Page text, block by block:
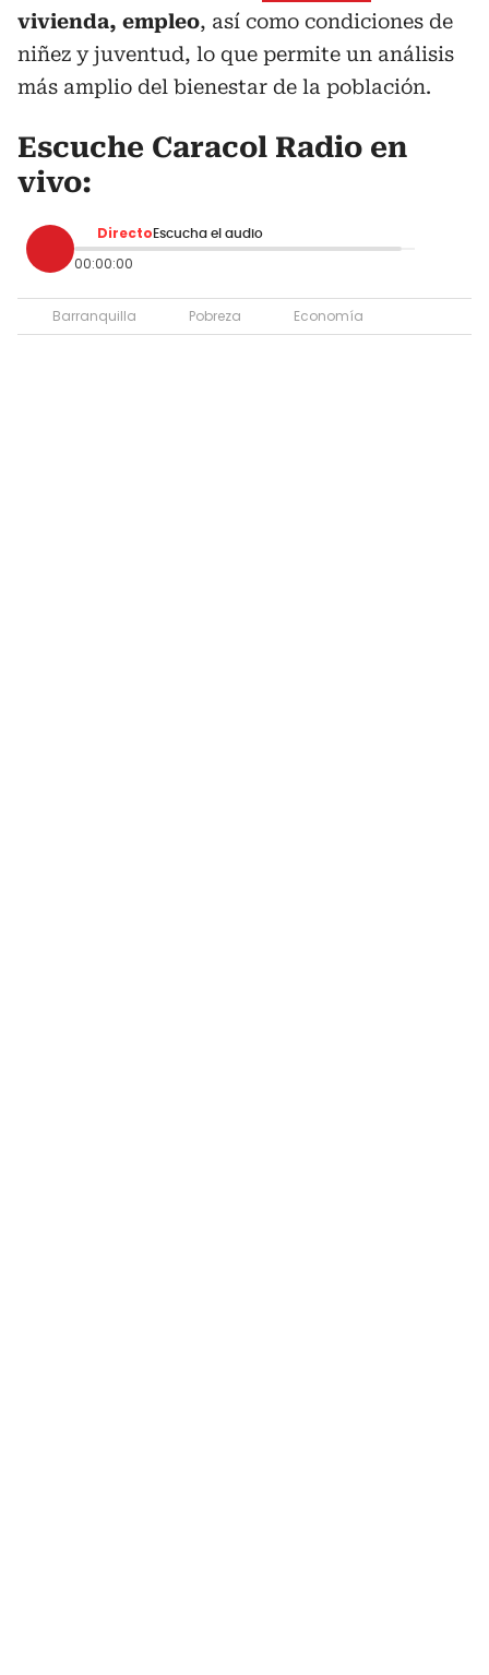
vivienda, empleo, así como condiciones de
niñez y juventud, lo que permite un análisis
más amplio del bienestar de la población.
Escuche Caracol Radio en
vivo:
Directo Escucha el audio
00:00:00
Barranquilla Pobreza Economía